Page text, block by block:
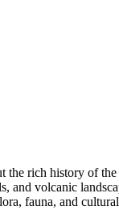
the rich history of the
and volcanic
fauna, and